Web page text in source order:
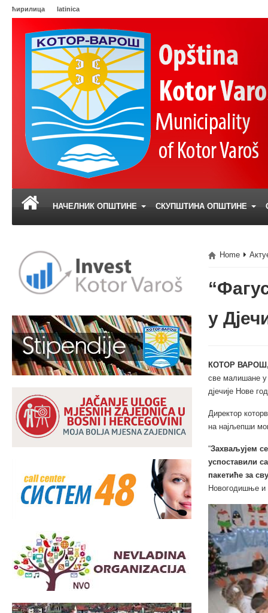
ћирилица latinica
НАЧЕЛНИК ОПШТИНЕ СКУПШТИНА ОПШТИНЕ
Home
у
КОТОР
све малишане у
дјечије Нове
Директор
на најљепши
“Захваљујем
успоставили
пакетиће за
Новогодишње и